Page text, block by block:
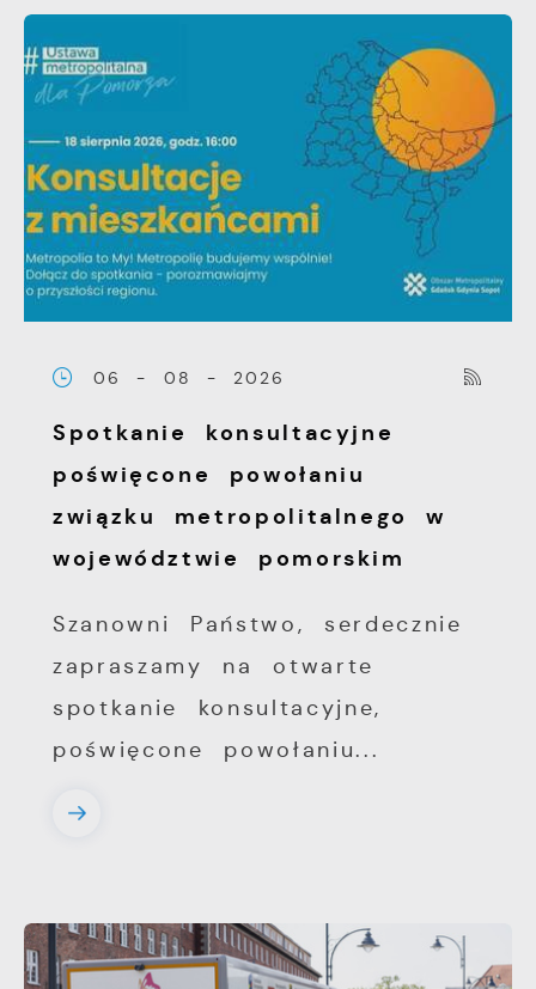
06 - 08 - 2026
Spotkanie konsultacyjne
poświęcone powołaniu
związku metropolitalnego w
województwie pomorskim
Szanowni Państwo, serdecznie
zapraszamy na otwarte
spotkanie konsultacyjne,
poświęcone powołaniu...